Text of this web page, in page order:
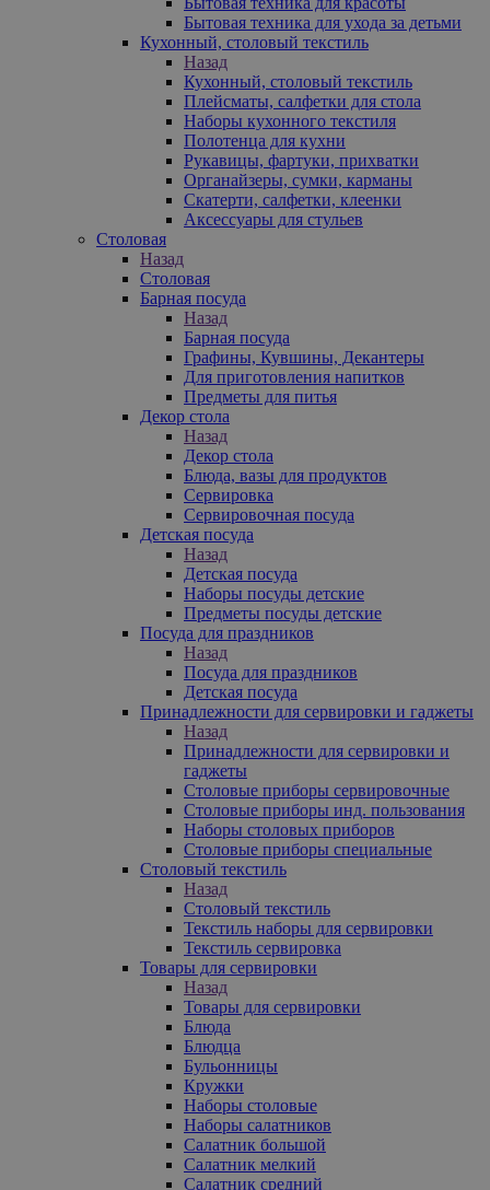
Бытовая техника для ухода за детьми
Кухонный, столовый текстиль
Назад
Кухонный, столовый текстиль
Плейсматы, салфетки для стола
Наборы кухонного текстиля
Полотенца для кухни
Рукавицы, фартуки, прихватки
Органайзеры, сумки, карманы
Скатерти, салфетки, клеенки
Аксессуары для стульев
Столовая
Назад
Столовая
Барная посуда
Назад
Барная посуда
Графины, Кувшины, Декантеры
Для приготовления напитков
Предметы для питья
Декор стола
Назад
Декор стола
Блюда, вазы для продуктов
Сервировка
Сервировочная посуда
Детская посуда
Назад
Детская посуда
Наборы посуды детские
Предметы посуды детские
Посуда для праздников
Назад
Посуда для праздников
Детская посуда
Принадлежности для сервировки и гаджеты
Назад
Принадлежности для сервировки и
гаджеты
Столовые приборы сервировочные
Столовые приборы инд. пользования
Наборы столовых приборов
Столовые приборы специальные
Столовый текстиль
Назад
Столовый текстиль
Текстиль наборы для сервировки
Текстиль сервировка
Товары для сервировки
Назад
Товары для сервировки
Блюда
Блюдца
Бульонницы
Кружки
Наборы столовые
Наборы салатников
Салатник большой
Салатник мелкий
Салатник средний